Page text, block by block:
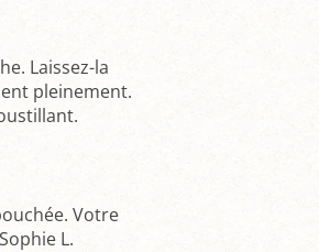
Laissez-la
pleinement.
Votre
L.